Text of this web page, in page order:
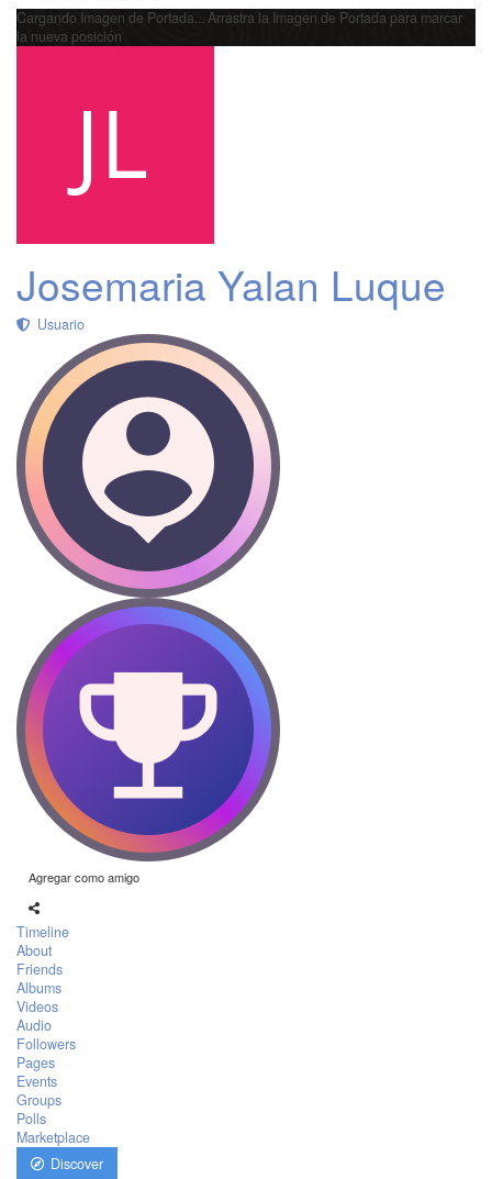
Cargando Imagen de Portada...
Arrastra la Imagen de Portada para marcar
la nueva posición
Josemaria Yalan Luque
Usuario
Agregar como amigo
Timeline
About
Friends
Albums
Videos
Audio
Followers
Pages
Events
Groups
Polls
Marketplace
Discover